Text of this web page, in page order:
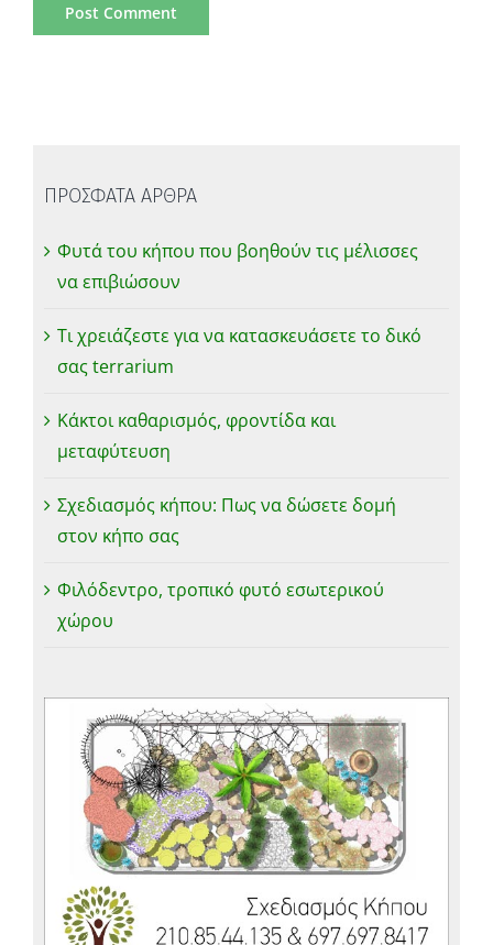
ΠΡΟΣΦΑΤΑ ΑΡΘΡΑ
Φυτά του κήπου που βοηθούν τις μέλισσες
να επιβιώσουν
Τι χρειάζεστε για να κατασκευάσετε το δικό
σας terrarium
Κάκτοι καθαρισμός, φροντίδα και
μεταφύτευση
Σχεδιασμός κήπου: Πως να δώσετε δομή
στον κήπο σας
Φιλόδεντρο, τροπικό φυτό εσωτερικού
χώρου